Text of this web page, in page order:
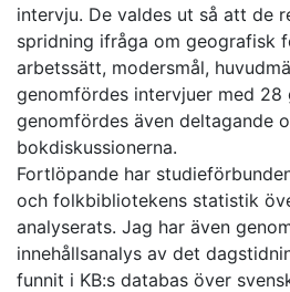
intervju. De valdes ut så att de
spridning ifråga om geografisk
arbetssätt, modersmål,
genomfördes intervjuer med 28
genomfördes även deltagande
bokdiskussionerna.
Fortlöpande har
och folkbibliotekens statistik
analyserats. Jag har även
innehållsanalys av det
funnit i KB:s databas över